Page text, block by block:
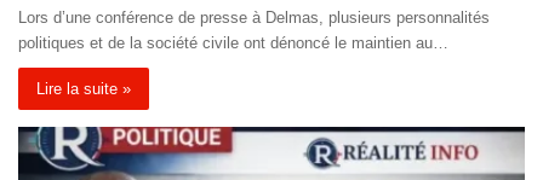
Lors d’une conférence de presse à Delmas, plusieurs personnalités
politiques et de la société civile ont dénoncé le maintien au…
Lire la suite »